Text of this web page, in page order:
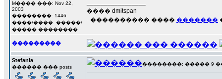
M���� ���: Nov 22,
2003
��������: 1446
����/����: �����/
����� ��������
���� dmitspan
- ���������� ���� �������
���������
Stefania
������ ��� posts
��������: ����� 9 ���